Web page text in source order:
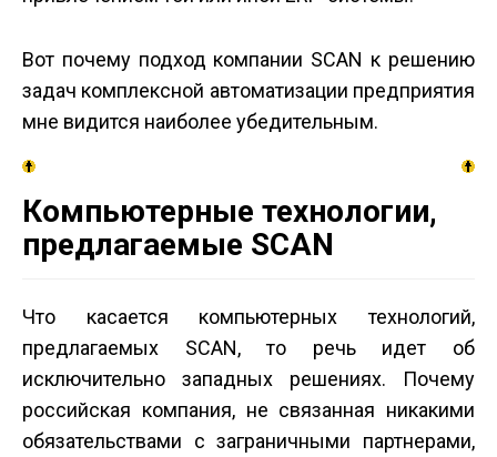
Вот почему подход компании SCAN к решению
задач комплексной автоматизации предприятия
мне видится наиболее убедительным.
Компьютерные технологии,
предлагаемые SCAN
Что касается компьютерных технологий,
предлагаемых SCAN, то речь идет об
исключительно западных решениях. Почему
российская компания, не связанная никакими
обязательствами с заграничными партнерами,